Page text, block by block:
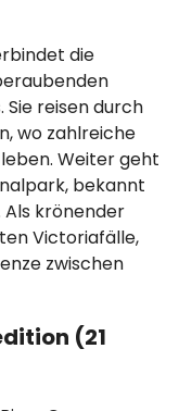
die
Sie reisen durch
wo zahlreiche
Weiter geht
bekannt
Als krönender
Victoriafälle,
zwischen
(21